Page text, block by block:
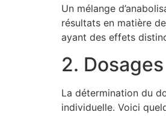
Un mélange
résultats en matière
ayant des effets
2.
La détermination du
individuelle. Voici